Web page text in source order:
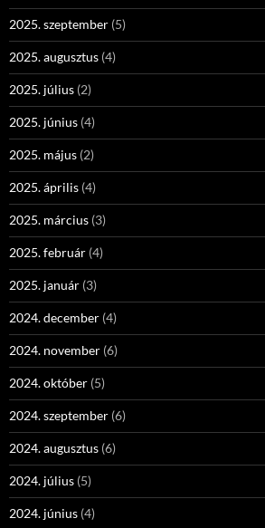
2025. szeptember (5)
2025. augusztus (4)
2025. július (2)
2025. június (4)
2025. május (2)
2025. április (4)
2025. március (3)
2025. február (4)
2025. január (3)
2024. december (4)
2024. november (6)
2024. október (5)
2024. szeptember (6)
2024. augusztus (6)
2024. július (5)
2024. június (4)